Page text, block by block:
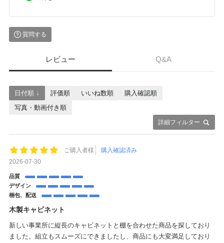
質問する
レビュー Q&A
詳細フィルター
日付順 ↓ 評価順 いいね数順
購入確認順
写真・動画付き順
ご購入者様
購入確認済み
2026-07-30
品質
デザイン
梱包、配送
木製キャビネット
新しい事業所に縦長のキャビネットと棚を合わせた商品を探しており
ました。組立もスムーズにできましたし、商品にも大変満足しており